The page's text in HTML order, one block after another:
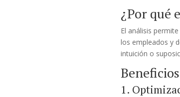
¿Por qué
El análisis
los empleados y
intuición o
1.